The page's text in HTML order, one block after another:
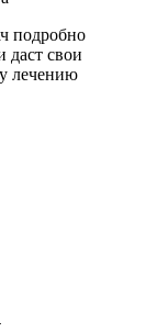
подробно
даст свои
лечению